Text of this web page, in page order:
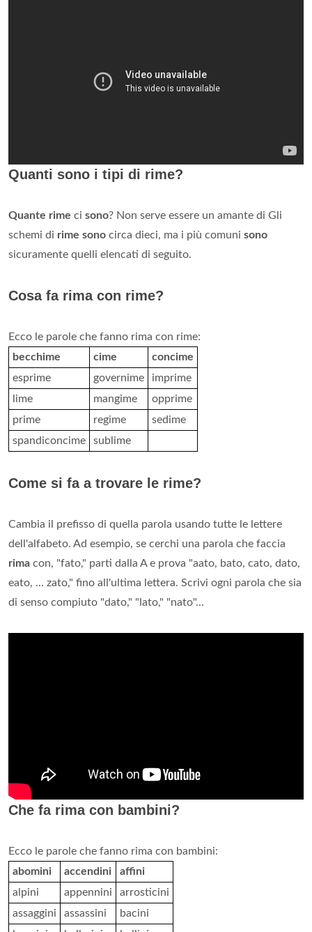
Quanti sono i tipi di rime?
Quante rime ci sono? Non serve essere un amante di Gli
schemi di rime sono circa dieci, ma i più comuni sono
sicuramente quelli elencati di seguito.
Cosa fa rima con rime?
Ecco le parole che fanno rima con rime:
becchime
cime
concime
esprime
governime
imprime
lime
mangime
opprime
prime
regime
sedime
spandiconcime
sublime
Come si fa a trovare le rime?
Cambia il prefisso di quella parola usando tutte le lettere
dell'alfabeto. Ad esempio, se cerchi una parola che faccia
rima con, "fato," parti dalla A e prova "aato, bato, cato, dato,
eato, ... zato," fino all'ultima lettera. Scrivi ogni parola che sia
di senso compiuto "dato," "lato," "nato"...
Che fa rima con bambini?
Ecco le parole che fanno rima con bambini:
abomini
accendini
affini
alpini
appennini
arrosticini
assaggini
assassini
bacini